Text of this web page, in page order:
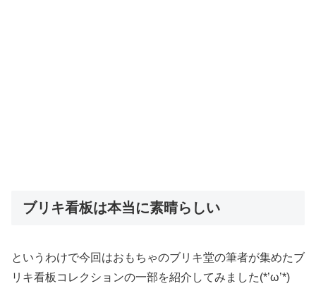
ブリキ看板は本当に素晴らしい
というわけで今回はおもちゃのブリキ堂の筆者が集めたブ
リキ看板コレクションの一部を紹介してみました(*’ω’*)